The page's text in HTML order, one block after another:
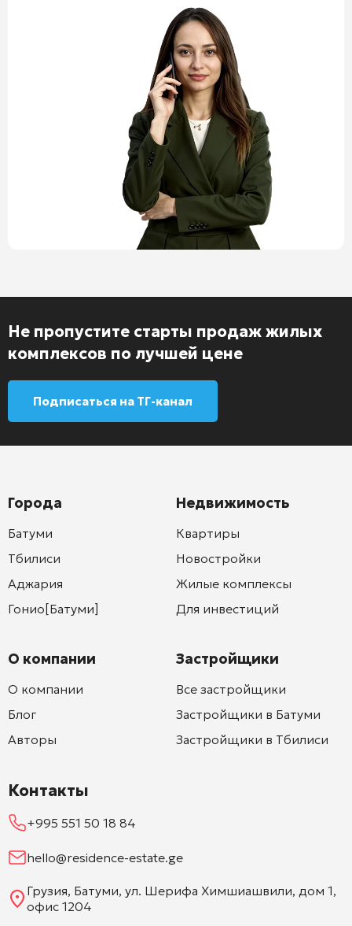
Не пропустите старты продаж жилых
комплексов по лучшей цене
Подписаться на ТГ-канал
Города
Батуми
Тбилиси
Аджария
Гонио[Батуми]
О компании
О компании
Блог
Авторы
Недвижимость
Квартиры
Новостройки
Жилые комплексы
Для инвестиций
Застройщики
Все застройщики
Застройщики в Батуми
Застройщики в Тбилиси
Контакты
+995 551 50 18 84
hello@residence-estate.ge
Грузия, Батуми, ул. Шерифа Химшиашвили, дом 1,
офис 1204